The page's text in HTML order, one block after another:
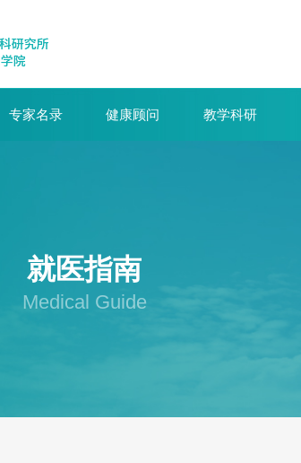
专家名录 健康顾问 教学科研
就医指南
Medical Guide